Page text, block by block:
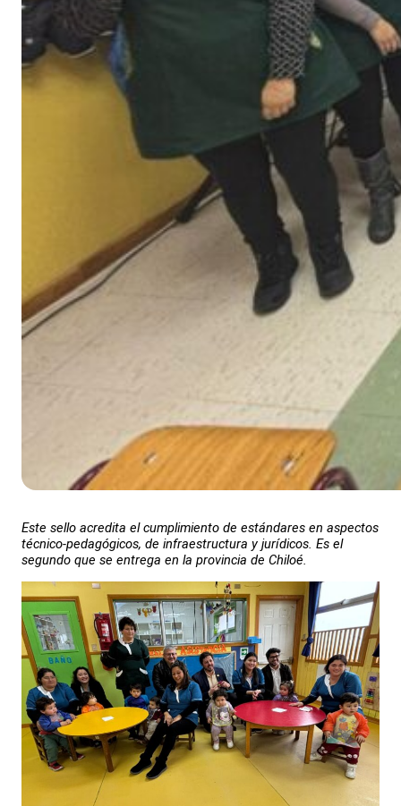
Este sello acredita el cumplimiento de estándares en aspectos
técnico-pedagógicos, de infraestructura y jurídicos. Es el
segundo que se entrega en la provincia de Chiloé.